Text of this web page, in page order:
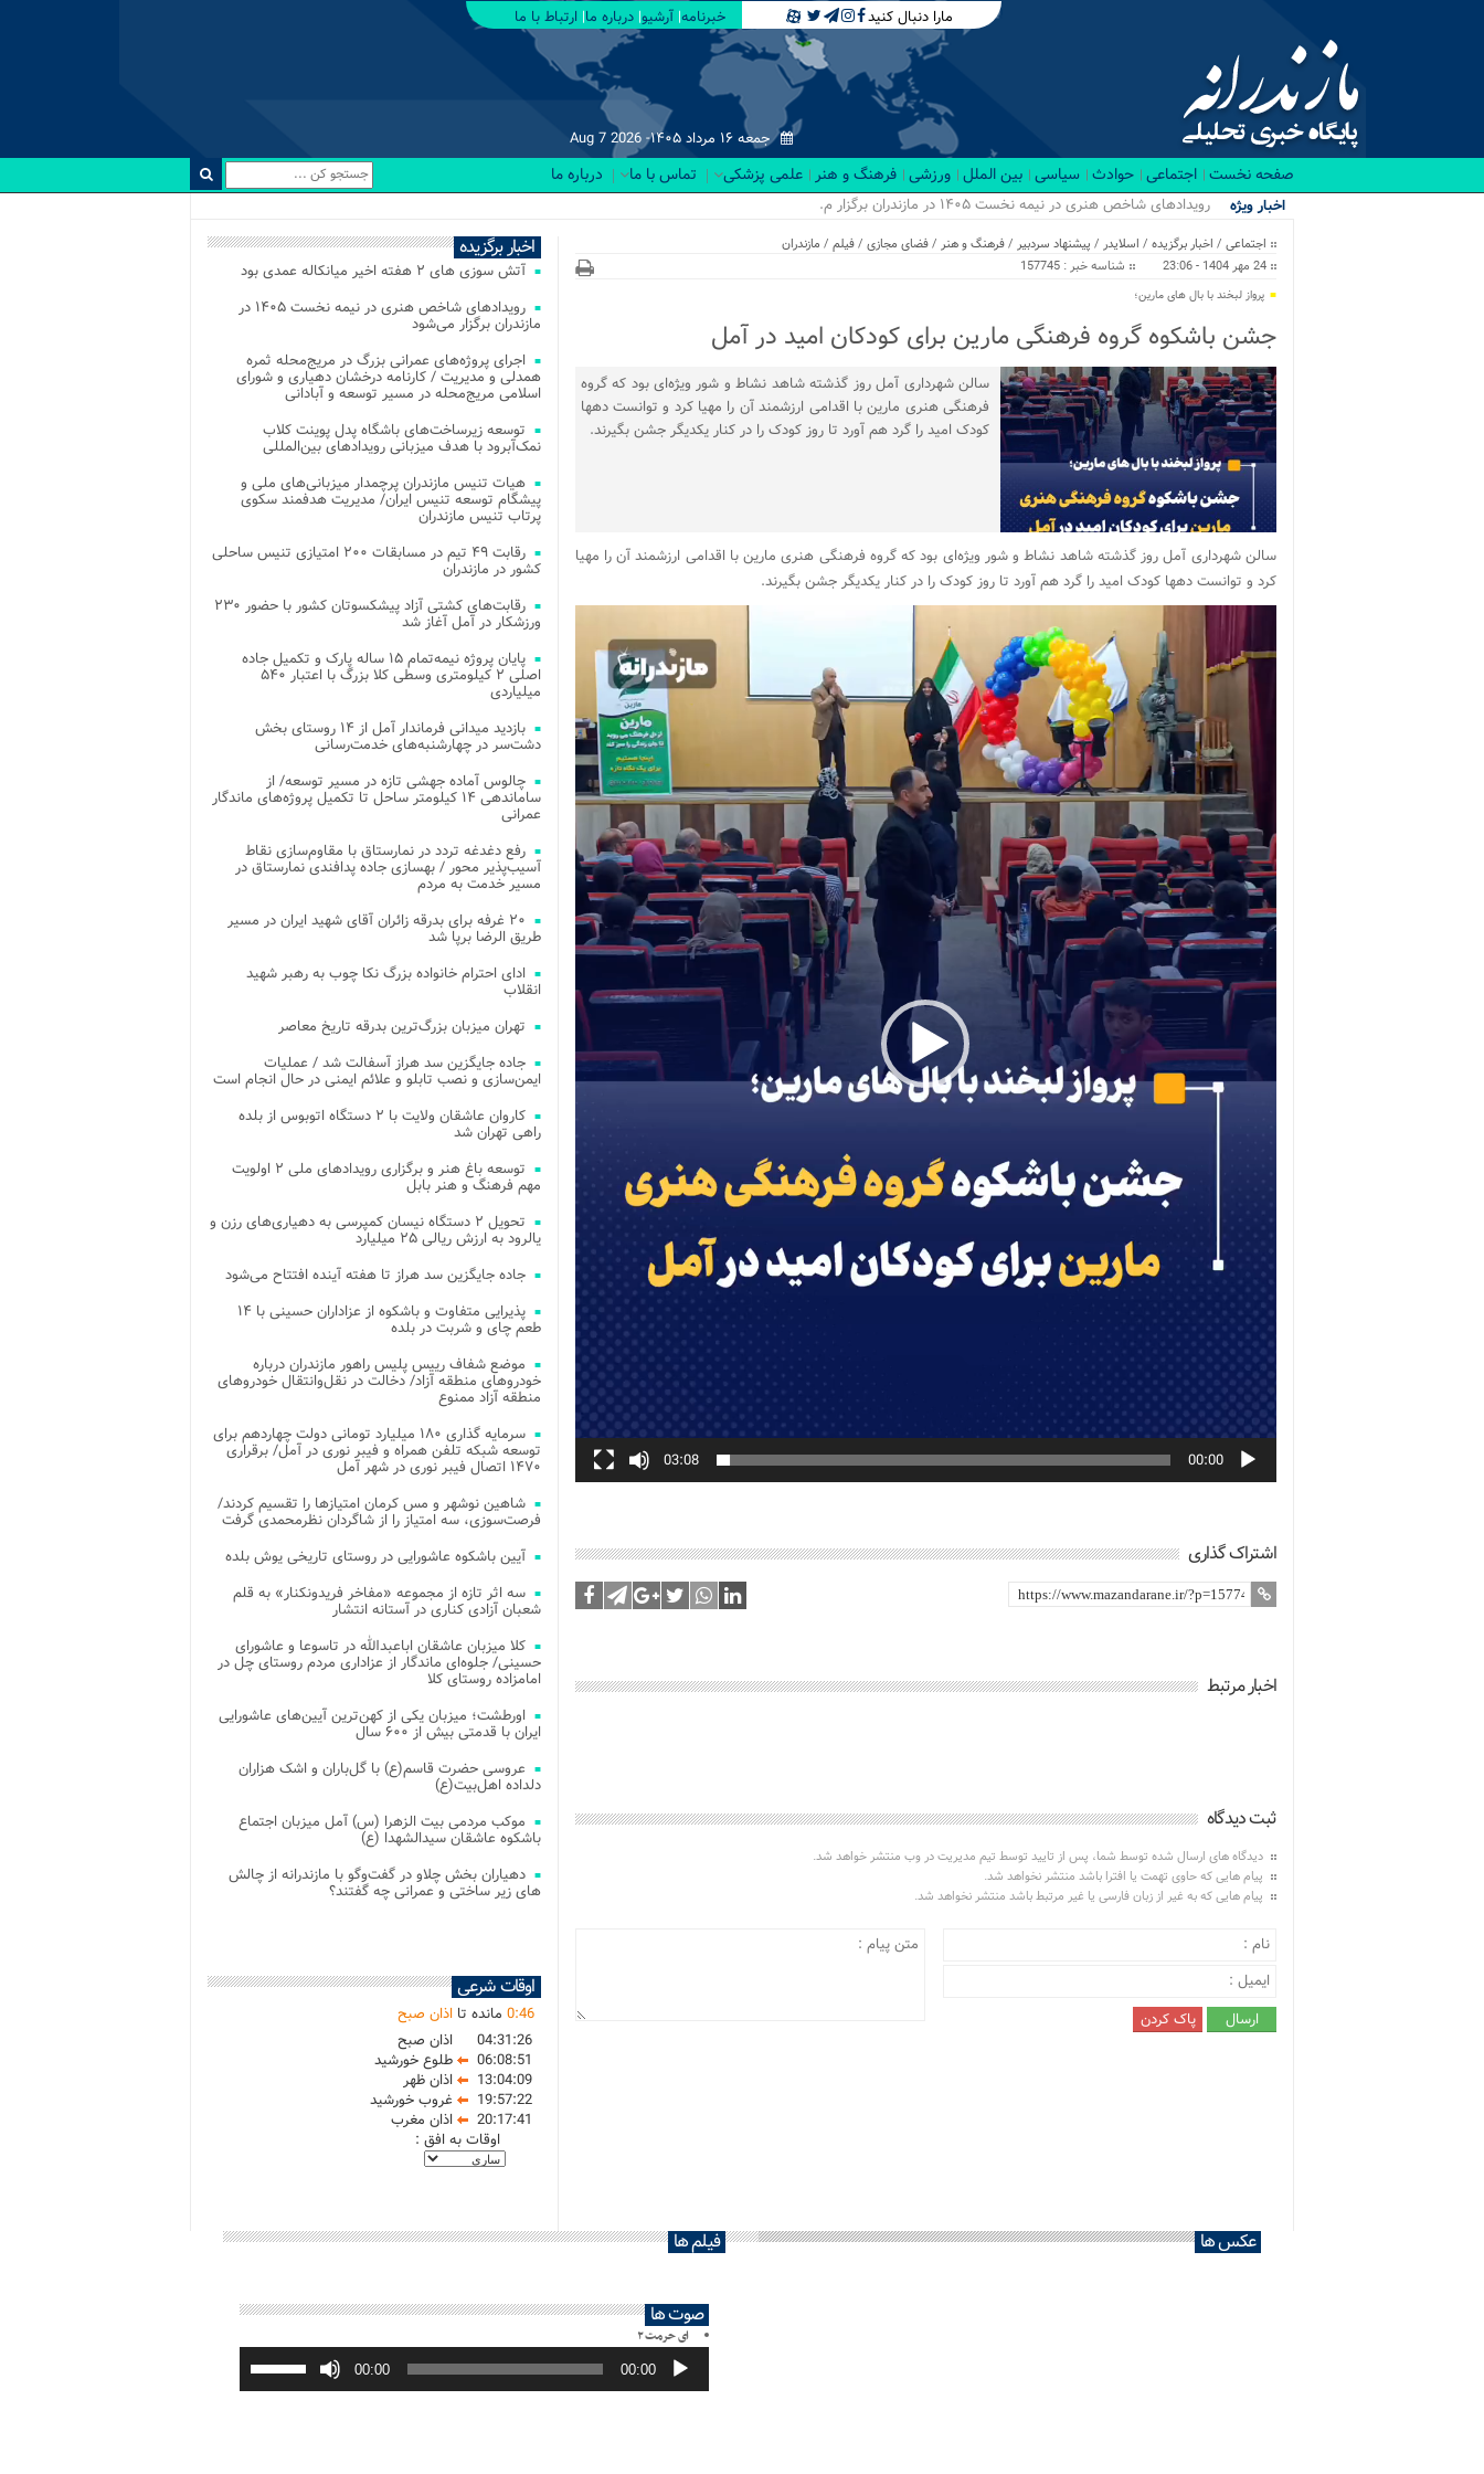
مارا دنبال کنید خبرنامه آرشیو درباره ما ارتباط با ما
جمعه ۱۶ مرداد ۱۴۰۵- Aug 7 2026
صفحه نخست اجتماعی حوادث سیاسی بین الملل ورزشی فرهنگ و هنر علمی پزشکی تماس با ما درباره ما
اخبار ویژه رویدادهای شاخص هنری در نیمه نخست ۱۴۰۵ در مازندران برگزار می‌شود...
اجتماعی / اخبار برگزیده / اسلایدر / پیشنهاد سردبیر /فرهنگ و هنر /فضای مجازی /فیلم / مازندران
24 مهر 1404 - 23:06
شناسه خبر : 157745
پرواز لبخند با بال های مارین؛
جشن باشکوه گروه فرهنگی مارین برای کودکان امید در آمل
سالن شهرداری آمل روز گذشته شاهد نشاط و شور ویژه‌ای بود که گروه
فرهنگی هنری مارین با اقدامی ارزشمند آن را مهیا کرد و توانست دهها
کودک امید را گرد هم آورد تا روز کودک را در کنار یکدیگر جشن بگیرند.
سالن شهرداری آمل روز گذشته شاهد نشاط و شور ویژه‌ای بود که گروه فرهنگی هنری مارین با اقدامی ارزشمند آن را مهیا
کرد و توانست دهها کودک امید را گرد هم آورد تا روز کودک را در کنار یکدیگر جشن بگیرند.
00:00
03:08
اشتراک گذاری
اخبار مرتبط
ثبت دیدگاه
دیدگاه های ارسال شده توسط شما، پس از تایید توسط تیم مدیریت در وب منتشر خواهد شد.
پیام هایی که حاوی تهمت یا افترا باشد منتشر نخواهد شد.
پیام هایی که به غیر از زبان فارسی یا غیر مرتبط باشد منتشر نخواهد شد.
اخبار برگزیده
آتش‌ سوزی‌ های ۲ هفته اخیر میانکاله عمدی بود
رویدادهای شاخص هنری در نیمه نخست ۱۴۰۵ در
مازندران برگزار می‌شود
اجرای پروژه‌های عمرانی بزرگ در مریج‌محله ثمره
همدلی و مدیریت / کارنامه درخشان دهیاری و شورای
اسلامی مریج‌محله در مسیر توسعه و آبادانی
توسعه زیرساخت‌های باشگاه پدل پوینت کلاب
نمک‌آبرود با هدف میزبانی رویدادهای بین‌المللی
هیات تنیس مازندران پرچمدار میزبانی‌های ملی و
پیشگام توسعه تنیس ایران/ مدیریت هدفمند سکوی
پرتاب تنیس مازندران
رقابت ۴۹ تیم در مسابقات ۲۰۰ امتیازی تنیس ساحلی
کشور در مازندران
رقابت‌های کشتی آزاد پیشکسوتان کشور با حضور ۲۳۰
ورزشکار در آمل آغاز شد
پایان پروژه نیمه‌تمام ۱۵ ساله پارک و تکمیل جاده
اصلی ۲ کیلومتری وسطی کلا بزرگ با اعتبار ۵۴۰
میلیاردی
بازدید میدانی فرماندار آمل از ۱۴ روستای بخش
دشت‌سر در چهارشنبه‌های خدمت‌رسانی
چالوس آماده جهشی تازه در مسیر توسعه/ از
ساماندهی ۱۴ کیلومتر ساحل تا تکمیل پروژه‌های ماندگار
عمرانی
رفع دغدغه تردد در نمارستاق با مقاوم‌سازی نقاط
آسیب‌پذیر محور / بهسازی جاده پدافندی نمارستاق در
مسیر خدمت به مردم
۲۰ غرفه برای بدرقه زائران آقای شهید ایران در مسیر
طریق الرضا برپا شد
ادای احترام خانواده بزرگ نکا چوب به رهبر شهید
انقلاب
تهران میزبان بزرگ‌ترین بدرقه تاریخ معاصر
جاده جایگزین سد هراز آسفالت شد / عملیات
ایمن‌سازی و نصب تابلو و علائم ایمنی در حال انجام است
کاروان عاشقان ولایت با ۲ دستگاه اتوبوس از بلده
راهی تهران شد
توسعه باغ هنر و برگزاری رویدادهای ملی ۲ اولویت
مهم فرهنگ و هنر بابل
تحویل ۲ دستگاه نیسان کمپرسی به دهیاری‌های رزن و
یالرود به ارزش ریالی ۲۵ میلیارد
جاده جایگزین سد هراز تا هفته آینده افتتاح می‌شود
پذیرایی متفاوت و باشکوه از عزاداران حسینی با ۱۴
طعم چای و شربت در بلده
موضع شفاف رییس پلیس راهور مازندران درباره
خودروهای منطقه آزاد/ دخالت در نقل‌وانتقال خودروهای
منطقه آزاد ممنوع
سرمایه گذاری ۱۸۰ میلیارد تومانی دولت چهاردهم برای
توسعه شبکه تلفن همراه و فیبر نوری در آمل/ برقراری
۱۴۷۰ اتصال فیبر نوری در شهر آمل
شاهین نوشهر و مس کرمان امتیازها را تقسیم کردند/
فرصت‌سوزی، سه امتیاز را از شاگردان نظرمحمدی گرفت
آیین باشکوه عاشورایی در روستای تاریخی یوش بلده
سه اثر تازه از مجموعه «مفاخر فریدونکنار» به قلم
شعبان آزادی کناری در آستانه انتشار
کلا میزبان عاشقان اباعبدالله در تاسوعا و عاشورای
حسینی/ جلوه‌ای ماندگار از عزاداری مردم روستای چل در
امامزاده روستای کلا
اورطشت؛ میزبان یکی از کهن‌ترین آیین‌های عاشورایی
ایران با قدمتی بیش از ۶۰۰ سال
عروسی حضرت قاسم(ع) با گل‌باران و اشک هزاران
دلداده اهل‌بیت(ع)
موکب مردمی بیت‌ الزهرا (س) آمل میزبان اجتماع
باشکوه عاشقان سیدالشهدا (ع)
دهیاران بخش چلاو در گفت‌وگو با مازندرانه از چالش
های زیر ساختی و عمرانی چه گفتند؟
اوقات شرعی
0:46 مانده تا اذان صبح
04:31:26
اذان صبح
06:08:51
طلوع خورشید
13:04:09
اذان ظهر
19:57:22
غروب خورشید
20:17:41
اذان مغرب
اوقات به افق :
عکس ها فیلم ها
صوت ها
ای حرمت ۲
پخش‌کننده
صوت 00:00
00:00
برای
افزایش
یا
صدا